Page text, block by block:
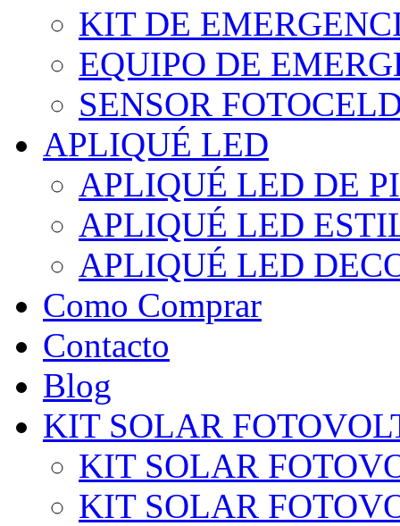
KIT DE
EQUIPO DE
SENSOR
APLIQUÉ LED
APLIQUÉ LED DE
APLIQUÉ LED
APLIQUÉ LED
Como Comprar
Contacto
Blog
KIT SOLAR
KIT SOLAR
KIT SOLAR